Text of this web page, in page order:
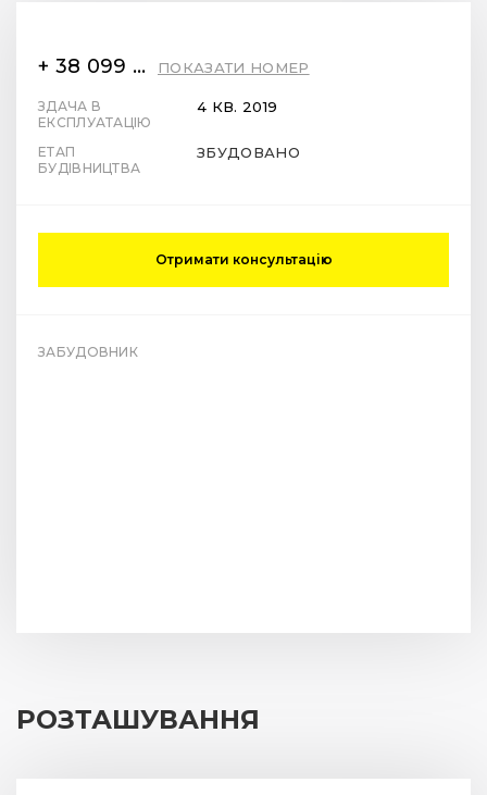
+ 38 099 78 78 287 ПОКАЗАТИ НОМЕР
ЗДАЧА В
ЕКСПЛУАТАЦІЮ
4 КВ. 2019
ЕТАП
БУДІВНИЦТВА
ЗБУДОВАНО
Отримати консультацію
ЗАБУДОВНИК
РОЗТАШУВАННЯ